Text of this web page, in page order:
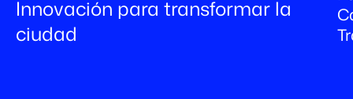
Innovación para transformar la
ciudad